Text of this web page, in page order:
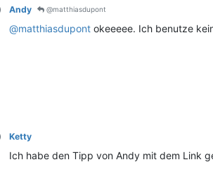
Andy @matthiasdupont
@matthiasdupont okeeeee. Ich benutze
Ketty
Ich habe den Tipp von Andy mit dem Link